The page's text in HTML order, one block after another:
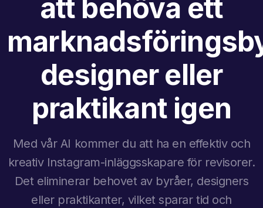
att behöva ett
designer eller
praktikant igen
Med vår AI kommer du att ha en effektiv och
kreativ Instagram-inläggsskapare för revisorer.
Det eliminerar behovet av byråer, designers
eller praktikanter, vilket sparar tid och